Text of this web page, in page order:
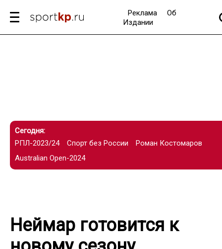
Реклама
Об
Издании
Сегодня:
РПЛ-2023/24
Спорт без России
Роман Костомаров
Australian Open-2024
Неймар готовится к